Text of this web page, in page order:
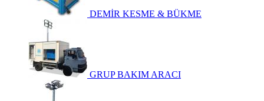
DEMİR KESME & BÜKME
GRUP BAKIM ARACI